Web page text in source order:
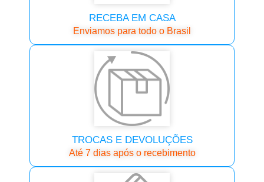
RECEBA EM CASA
Enviamos para todo o Brasil
TROCAS E DEVOLUÇÕES
Até 7 dias após o recebimento